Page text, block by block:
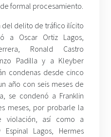
formal procesamiento.
del delito de tráfico ilícito
a Oscar Ortiz Lagos,
Ronald Castro
Padilla y a Kleyber
condenas desde cinco
año con seis meses de
se condenó a Franklin
meses, por probarle la
violación, así como a
Lagos, Hermes